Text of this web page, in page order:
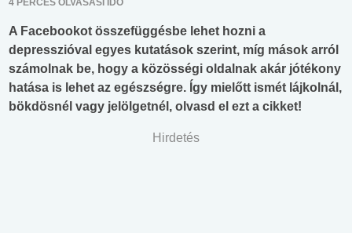
4 PERCES OLVASÁSI IDŐ
A Facebookot összefüggésbe lehet hozni a
depresszióval egyes kutatások szerint, míg mások arról
számolnak be, hogy a közösségi oldalnak akár jótékony
hatása is lehet az egészségre. Így mielőtt ismét lájkolnál,
bökdösnél vagy jelölgetnél, olvasd el ezt a cikket!
Hirdetés